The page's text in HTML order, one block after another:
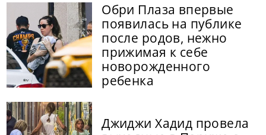
Обри Плаза впервые
появилась на публике
после родов, нежно
прижимая к себе
новорожденного
ребенка
Джиджи Хадид провела